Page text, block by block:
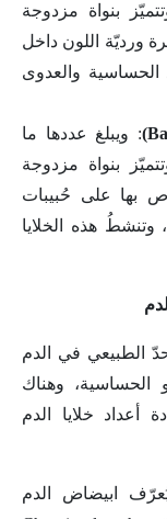
وتتميّز بنواة مزدوجة
ورديّة اللون داخل
الحساسية والعدوى
: ويبلغ عددها ما
وتتميّز بنواة مزدوجة
بها على حُبيبات
وتنشطُ هذه الخلايا
الطبيعي في الدم
الحساسية، وهناك
أعداد خلايا الدم
ابيضاض الدم